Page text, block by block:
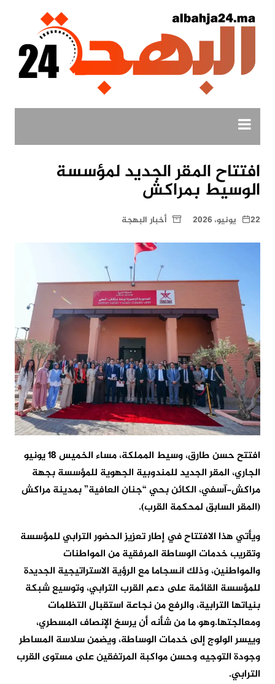
افتتاح المقر الجديد لمؤسسة
الوسيط بمراكش
22 يونيو، 2026 أخبار البهجة
افتتح حسن طارق، وسيط المملكة، مساء الخميس 18 يونيو
الجاري، المقر الجديد للمندوبية الجهوية للمؤسسة بجهة
مراكش-آسفي، الكائن بحي “جنان العافية” بمدينة مراكش
(المقر السابق لمحكمة القرب).
ويأتي هذا الافتتاح في إطار تعزيز الحضور الترابي للمؤسسة
وتقريب خدمات الوساطة المرفقية من المواطنات
والمواطنين، وذلك انسجاما مع الرؤية الاستراتيجية الجديدة
للمؤسسة القائمة على دعم القرب الترابي، وتوسيع شبكة
بنياتها الترابية، والرفع من نجاعة استقبال التظلمات
ومعالجتها.وهو ما من شأنه أن يرسخ الإنصاف المسطري،
وييسر الولوج إلى خدمات الوساطة، ويضمن سلاسة المساطر
وجودة التوجيه وحسن مواكبة المرتفقين على مستوى القرب
الترابي.